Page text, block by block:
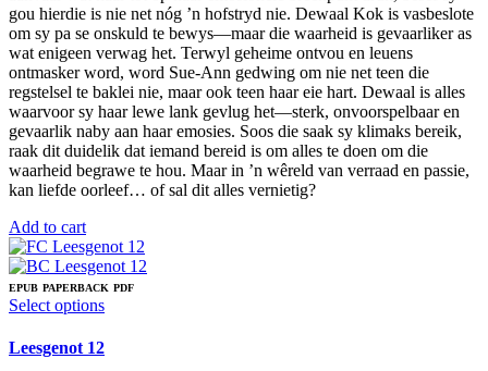
gou hierdie is nie net nóg ’n hofstryd nie. Dewaal Kok is vasbeslote
om sy pa se onskuld te bewys—maar die waarheid is gevaarliker as
wat enigeen verwag het. Terwyl geheime ontvou en leuens
ontmasker word, word Sue-Ann gedwing om nie net teen die
regstelsel te baklei nie, maar ook teen haar eie hart. Dewaal is alles
waarvoor sy haar lewe lank gevlug het—sterk, onvoorspelbaar en
gevaarlik naby aan haar emosies. Soos die saak sy klimaks bereik,
raak dit duidelik dat iemand bereid is om alles te doen om die
waarheid begrawe te hou. Maar in ’n wêreld van verraad en passie,
kan liefde oorleef… of sal dit alles vernietig?
Add to cart
EPUB PAPERBACK PDF
Select optionsThis
Leesgenot 12